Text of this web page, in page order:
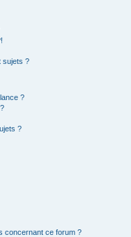
sujets ?
?
?
concernant ce forum ?